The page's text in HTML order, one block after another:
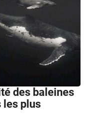
des baleines
les plus